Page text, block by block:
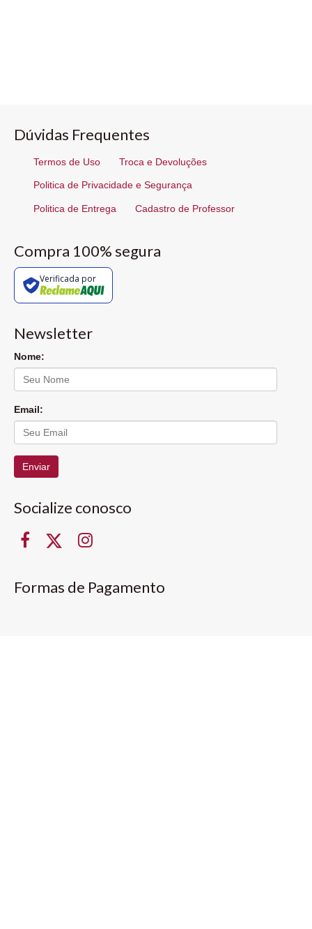
Dúvidas Frequentes
Termos de Uso Troca e Devoluções
Politica de Privacidade e Segurança
Politica de Entrega Cadastro de Professor
Compra 100% segura
Verificada por
Newsletter
Nome:
Email:
Enviar
Socialize conosco
Formas de Pagamento